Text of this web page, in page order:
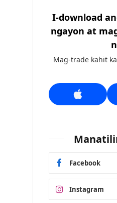
I-download
ngayon at
Mag-trade kahit
Facebook
Instagram